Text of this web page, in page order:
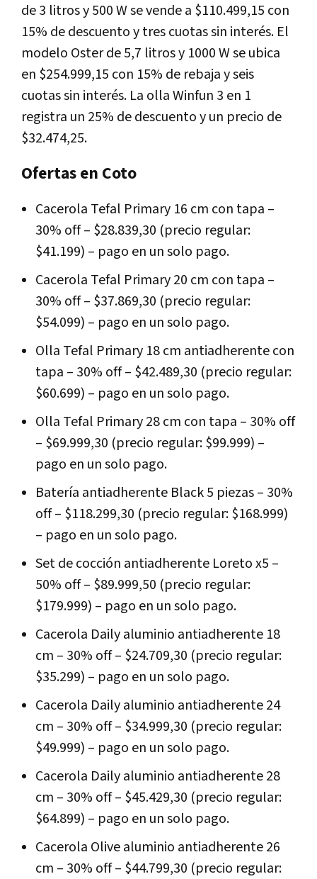
de 3 litros y 500 W se vende a $110.499,15 con
15% de descuento y tres cuotas sin interés. El
modelo Oster de 5,7 litros y 1000 W se ubica
en $254.999,15 con 15% de rebaja y seis
cuotas sin interés. La olla Winfun 3 en 1
registra un 25% de descuento y un precio de
$32.474,25.
Ofertas en Coto
Cacerola Tefal Primary 16 cm con tapa –
30% off – $28.839,30 (precio regular:
$41.199) – pago en un solo pago.
Cacerola Tefal Primary 20 cm con tapa –
30% off – $37.869,30 (precio regular:
$54.099) – pago en un solo pago.
Olla Tefal Primary 18 cm antiadherente con
tapa – 30% off – $42.489,30 (precio regular:
$60.699) – pago en un solo pago.
Olla Tefal Primary 28 cm con tapa – 30% off
– $69.999,30 (precio regular: $99.999) –
pago en un solo pago.
Batería antiadherente Black 5 piezas – 30%
off – $118.299,30 (precio regular: $168.999)
– pago en un solo pago.
Set de cocción antiadherente Loreto x5 –
50% off – $89.999,50 (precio regular:
$179.999) – pago en un solo pago.
Cacerola Daily aluminio antiadherente 18
cm – 30% off – $24.709,30 (precio regular:
$35.299) – pago en un solo pago.
Cacerola Daily aluminio antiadherente 24
cm – 30% off – $34.999,30 (precio regular:
$49.999) – pago en un solo pago.
Cacerola Daily aluminio antiadherente 28
cm – 30% off – $45.429,30 (precio regular:
$64.899) – pago en un solo pago.
Cacerola Olive aluminio antiadherente 26
cm – 30% off – $44.799,30 (precio regular: